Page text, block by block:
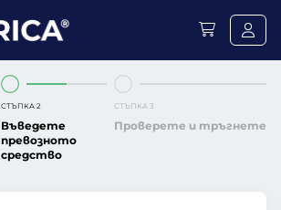
СТЪПКА 2
Въведете
превозното
средство
СТЪПКА 3
Проверете и тръгнете